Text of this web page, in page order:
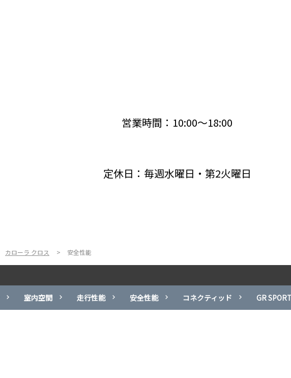
営業時間：10:00〜18:00
定休日：毎週水曜日・第2火曜日
カローラ クロス 安全性能
室内空間 走行性能 安全性能 コネクティッド GR